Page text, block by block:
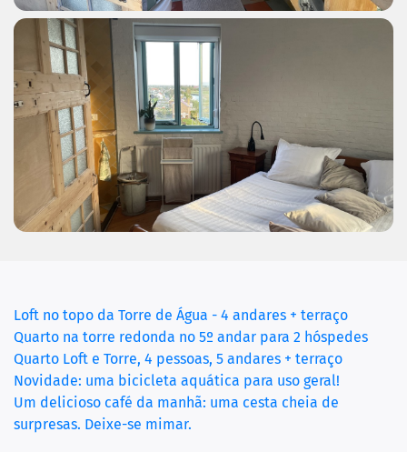
Loft no topo da Torre de Água - 4 andares + terraço
Quarto na torre redonda no 5º andar para 2 hóspedes
Quarto Loft e Torre, 4 pessoas, 5 andares + terraço
Novidade: uma bicicleta aquática para uso geral!
Um delicioso café da manhã: uma cesta cheia de
surpresas. Deixe-se mimar.